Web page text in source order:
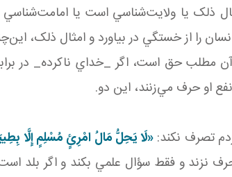
يا ولايت‌شناسي است يا امامت‌شناسي
را از خستگي در بياورد و امثال ذلک،
حق است، اگر _خداي ناکرده_ در
او حرف مي‌زنند، اين دو.
تصرف نکند: «لَا يَحِلُّ مَالُ امْرِئٍ مُسْلِمٍ إِلَّا
نزند و فقط سؤال علمي بکند و اگر بلد